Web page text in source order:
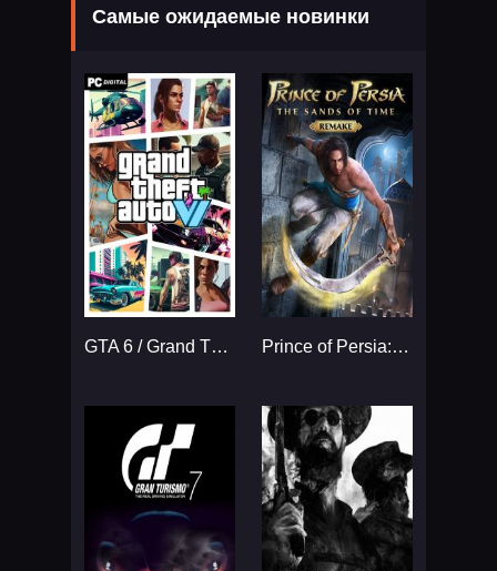
Самые ожидаемые новинки
GTA 6 / Grand Theft Auto VI Prince of Persia: The Sands